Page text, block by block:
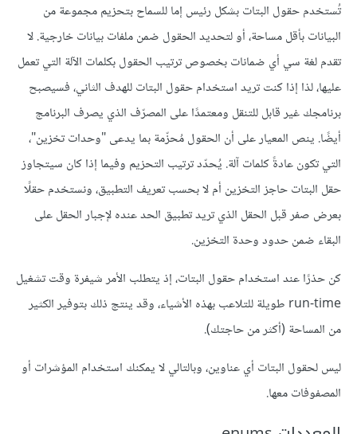
تُستخدم حقول البتات بشكل رئيس إما للسماح بتحزيم مجموعة من
البيانات بأقل مساحة، أو لتحديد الحقول ضمن ملفات بيانات خارجية. لا
تقدم لغة سي أي ضمانات بخصوص ترتيب الحقول بكلمات الآلة التي تعمل
عليها، لذا إذا كنت تريد استخدام حقول البتات للهدف الثاني، فسيصبح
برنامجك غير قابل للتنقل ومعتمدًا على المصرّف الذي يصرف البرنامج
أيضًا. ينص المعيار على أن الحقول مُحزّمة بما يدعى "وحدات تخزين"،
التي تكون عادةً كلمات آلة. يُحدّد ترتيب التحزيم وفيما إذا كان سيتجاوز
حقل البتات حاجز التخزين أم لا بحسب تعريف التطبيق، ونستخدم حقلًا
بعرض صفر قبل الحقل الذي تريد تطبيق الحد عنده لإجبار الحقل على
البقاء ضمن حدود وحدة التخزين.
كن حذرًا عند استخدام حقول البتات، إذ يتطلب الأمر شيفرة وقت تشغيل
run-time طويلة للتلاعب بهذه الأشياء، وقد ينتج ذلك بتوفير الكثير
من المساحة (أكثر من حاجتك).
ليس لحقول البتات أي عناوين، وبالتالي لا يمكنك استخدام المؤشرات أو
المصفوفات معها.